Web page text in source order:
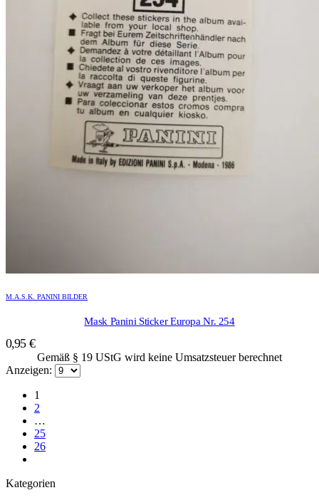
M.A.S.K. PANINI BILDER
Mask Panini Sticker Europa Nr. 254
0,95 €
Gemäß § 19 UStG wird keine Umsatzsteuer berechnet
Anzeigen:
1
2
…
25
26
Kategorien